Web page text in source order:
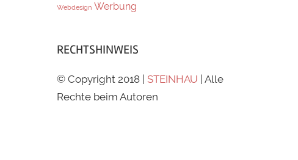
Webdesign Werbung
RECHTSHINWEIS
© Copyright 2018 | STEINHAU | Alle
Rechte beim Autoren